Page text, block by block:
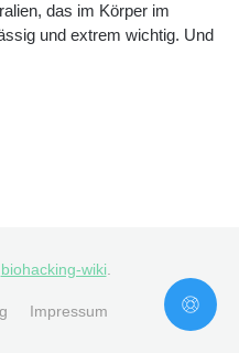
das im Körper im
und extrem wichtig. Und
biohacking-wiki
Impressum